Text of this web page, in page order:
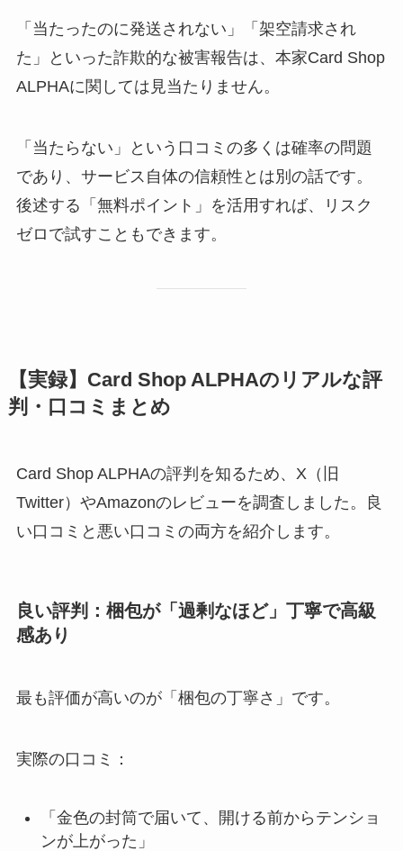
「当たったのに発送されない」「架空請求され
た」といった詐欺的な被害報告は、本家Card Shop
ALPHAに関しては見当たりません。
「当たらない」という口コミの多くは確率の問題
であり、サービス自体の信頼性とは別の話です。
後述する「無料ポイント」を活用すれば、リスク
ゼロで試すこともできます。
【実録】Card Shop ALPHAのリアルな評
判・口コミまとめ
Card Shop ALPHAの評判を知るため、X（旧
Twitter）やAmazonのレビューを調査しました。良
い口コミと悪い口コミの両方を紹介します。
良い評判：梱包が「過剰なほど」丁寧で高級
感あり
最も評価が高いのが「梱包の丁寧さ」です。
実際の口コミ：
「金色の封筒で届いて、開ける前からテンショ
ンが上がった」